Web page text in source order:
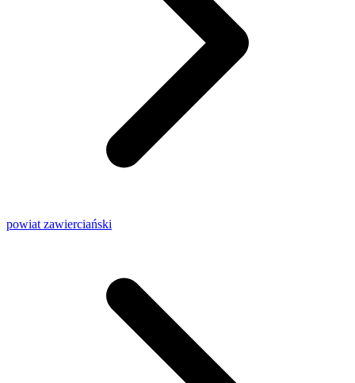
powiat zawierciański